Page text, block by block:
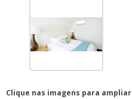
Clique nas imagens para ampliar